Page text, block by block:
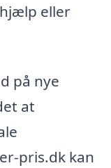
eller
på nye
at
pris.dk kan